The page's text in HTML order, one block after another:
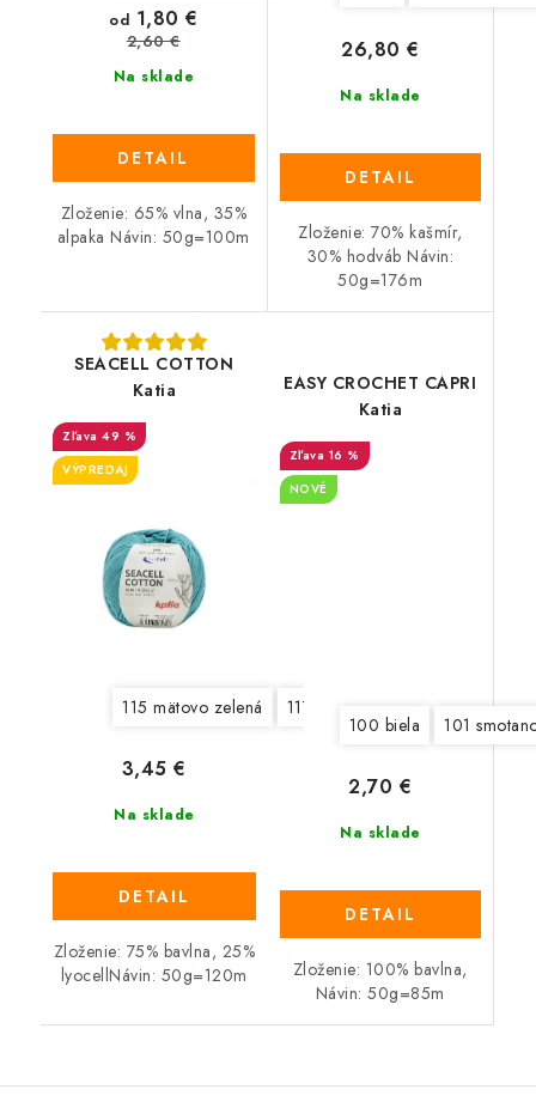
Na sklade
od 1,80 €
2,60 €
DETAIL
Zloženie: 65% vlna, 35%
alpaka Návin: 50g=100m
Na sklade
26,80 €
DETAIL
Zloženie: 70% kašmír,
30% hodváb Návin:
50g=176m
SEACELL COTTON
Katia
49 %
VÝPREDAJ
115 mätovo zelená 117 ľadová modrá 119
Na sklade
3,45 €
DETAIL
Zloženie: 75% bavlna, 25%
lyocellNávin: 50g=120m
EASY CROCHET CAPRI
Katia
16 %
NOVÉ
100 biela 101
Na sklade
2,70 €
DETAIL
Zloženie: 100% bavlna,
Návin: 50g=85m